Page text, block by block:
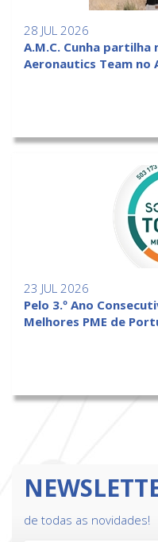
28 JUL 2026
A.M.C. Cunha partilha
Aeronautics Team no
23 JUL 2026
Pelo 3.º Ano
Melhores PME de
de todas as novidades!